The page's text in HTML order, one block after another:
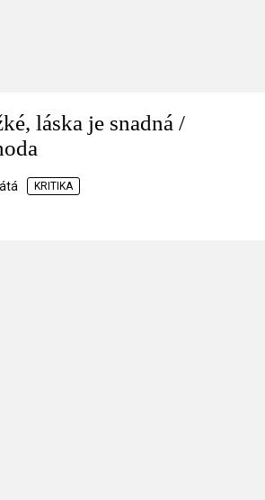
láska je snadná /
KRITIKA